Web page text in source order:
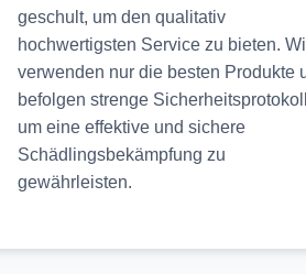
geschult, um den qualitativ
hochwertigsten Service zu bieten.
verwenden nur die besten Produkte
befolgen strenge
um eine effektive und sichere
Schädlingsbekämpfung zu
gewährleisten.